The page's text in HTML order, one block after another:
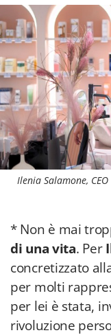
Ilenia Salamone,
* Non è mai
di una vita. Per
concretizzato
per molti
per lei è stata,
rivoluzione